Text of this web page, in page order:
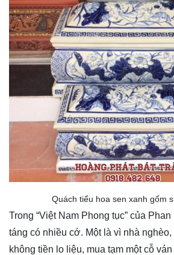
Quách tiểu hoa sen xanh gốm
Trong “Việt Nam Phong tục” của
táng có nhiều cớ. Một là vì nhà nghèo,
không tiền lo liệu, mua tạm một cỗ